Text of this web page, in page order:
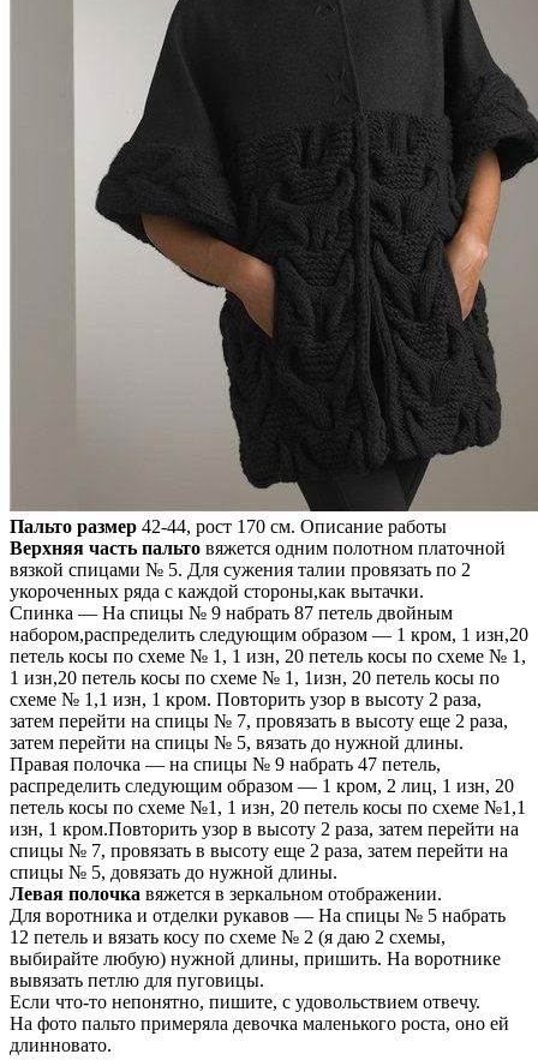
Пальто размер 42-44, рост 170 см. Описание работы
Верхняя часть пальто вяжется одним полотном платочной
вязкой спицами № 5. Для сужения талии провязать по 2
укороченных ряда с каждой стороны,как вытачки.
Спинка — На спицы № 9 набрать 87 петель двойным
набором,распределить следующим образом — 1 кром, 1 изн,20
петель косы по схеме № 1, 1 изн, 20 петель косы по схеме № 1,
1 изн,20 петель косы по схеме № 1, 1изн, 20 петель косы по
схеме № 1,1 изн, 1 кром. Повторить узор в высоту 2 раза,
затем перейти на спицы № 7, провязать в высоту еще 2 раза,
затем перейти на спицы № 5, вязать до нужной длины.
Правая полочка — на спицы № 9 набрать 47 петель,
распределить следующим образом — 1 кром, 2 лиц, 1 изн, 20
петель косы по схеме №1, 1 изн, 20 петель косы по схеме №1,1
изн, 1 кром.Повторить узор в высоту 2 раза, затем перейти на
спицы № 7, провязать в высоту еще 2 раза, затем перейти на
спицы № 5, довязать до нужной длины.
Левая полочка вяжется в зеркальном отображении.
Для воротника и отделки рукавов — На спицы № 5 набрать
12 петель и вязать косу по схеме № 2 (я даю 2 схемы,
выбирайте любую) нужной длины, пришить. На воротнике
вывязать петлю для пуговицы.
Если что-то непонятно, пишите, с удовольствием отвечу.
На фото пальто примеряла девочка маленького роста, оно ей
длинновато.